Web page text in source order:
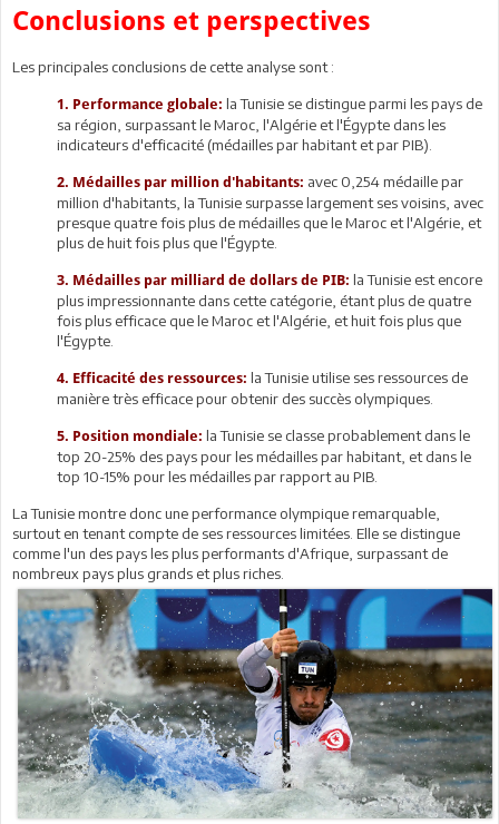
Conclusions et perspectives
Les principales conclusions de cette analyse sont :
1. Performance globale: la Tunisie se distingue parmi les pays de
sa région, surpassant le Maroc, l'Algérie et l'Égypte dans les
indicateurs d'efficacité (médailles par habitant et par PIB).
2. Médailles par million d'habitants: avec 0,254 médaille par
million d'habitants, la Tunisie surpasse largement ses voisins, avec
presque quatre fois plus de médailles que le Maroc et l'Algérie, et
plus de huit fois plus que l'Égypte.
3. Médailles par milliard de dollars de PIB: la Tunisie est encore
plus impressionnante dans cette catégorie, étant plus de quatre
fois plus efficace que le Maroc et l'Algérie, et huit fois plus que
l'Égypte.
4. Efficacité des ressources: la Tunisie utilise ses ressources de
manière très efficace pour obtenir des succès olympiques.
5. Position mondiale: la Tunisie se classe probablement dans le
top 20-25% des pays pour les médailles par habitant, et dans le
top 10-15% pour les médailles par rapport au PIB.
La Tunisie montre donc une performance olympique remarquable,
surtout en tenant compte de ses ressources limitées. Elle se distingue
comme l'un des pays les plus performants d'Afrique, surpassant de
nombreux pays plus grands et plus riches.